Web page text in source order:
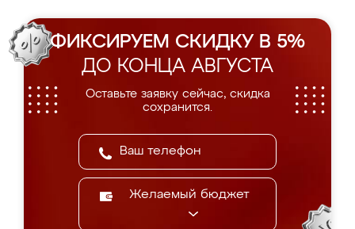
ФИКСИРУЕМ СКИДКУ В 5%
ДО КОНЦА АВГУСТА
Оставьте заявку сейчас, скидка
сохранится.
Желаемый бюджет